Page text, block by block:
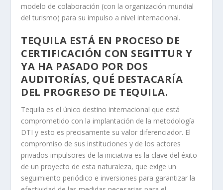
modelo de colaboración (con la organización mundial
del turismo) para su impulso a nivel internacional.
TEQUILA ESTÁ EN PROCESO DE
CERTIFICACIÓN CON SEGITTUR Y
YA HA PASADO POR DOS
AUDITORÍAS, QUÉ DESTACARÍA
DEL PROGRESO DE TEQUILA.
Tequila es el único destino internacional que está
comprometido con la implantación de la metodología
DTI y esto es precisamente su valor diferenciador. El
compromiso de sus instituciones y de los actores
privados impulsores de la iniciativa es la clave del éxito
de un proyecto de esta naturaleza, que exige un
seguimiento periódico e inversiones para garantizar la